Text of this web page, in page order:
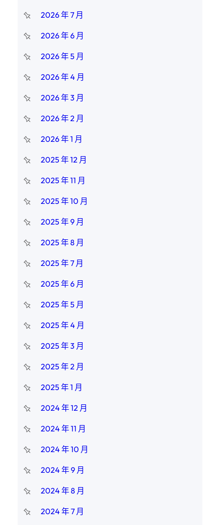
2026 年 7 月
2026 年 6 月
2026 年 5 月
2026 年 4 月
2026 年 3 月
2026 年 2 月
2026 年 1 月
2025 年 12 月
2025 年 11 月
2025 年 10 月
2025 年 9 月
2025 年 8 月
2025 年 7 月
2025 年 6 月
2025 年 5 月
2025 年 4 月
2025 年 3 月
2025 年 2 月
2025 年 1 月
2024 年 12 月
2024 年 11 月
2024 年 10 月
2024 年 9 月
2024 年 8 月
2024 年 7 月